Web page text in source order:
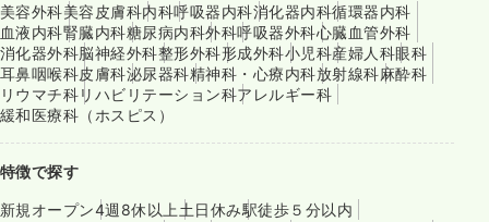
美容外科美容皮膚科内科呼吸器内科消化器内科循環器内科
血液内科腎臓内科糖尿病内科外科呼吸器外科心臓血管外科
消化器外科脳神経外科整形外科形成外科小児科産婦人科眼科
耳鼻咽喉科皮膚科泌尿器科精神科・心療内科放射線科麻酔科
リウマチ科リハビリテーション科アレルギー科
緩和医療科（ホスピス）
特徴で探す
新規オープン4週8休以上 土日休み駅徒歩５分以内